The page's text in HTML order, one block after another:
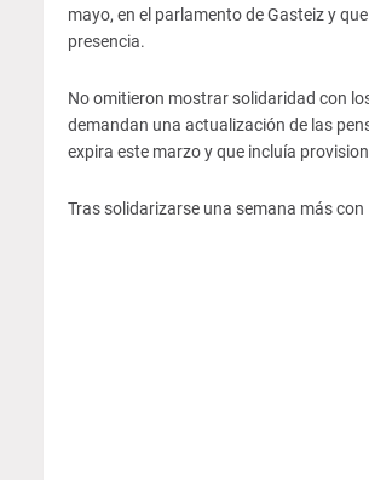
mayo, en el parlamento de Gasteiz y
presencia.
No omitieron mostrar solidaridad con
demandan una actualización de las
expira este marzo y que incluía
Tras solidarizarse una semana más